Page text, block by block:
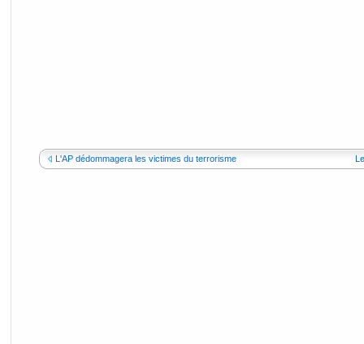
L'AP dédommagera les victimes du terrorisme